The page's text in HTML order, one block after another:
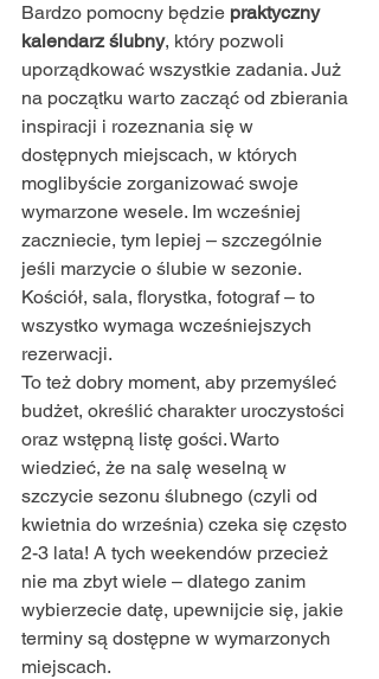
Bardzo pomocny będzie praktyczny
kalendarz ślubny, który pozwoli
uporządkować wszystkie zadania. Już
na początku warto zacząć od zbierania
inspiracji i rozeznania się w
dostępnych miejscach, w których
moglibyście zorganizować swoje
wymarzone wesele. Im wcześniej
zaczniecie, tym lepiej – szczególnie
jeśli marzycie o ślubie w sezonie.
Kościół, sala, florystka, fotograf – to
wszystko wymaga wcześniejszych
rezerwacji.
To też dobry moment, aby przemyśleć
budżet, określić charakter uroczystości
oraz wstępną listę gości. Warto
wiedzieć, że na salę weselną w
szczycie sezonu ślubnego (czyli od
kwietnia do września) czeka się często
2-3 lata! A tych weekendów przecież
nie ma zbyt wiele – dlatego zanim
wybierzecie datę, upewnijcie się, jakie
terminy są dostępne w wymarzonych
miejscach.